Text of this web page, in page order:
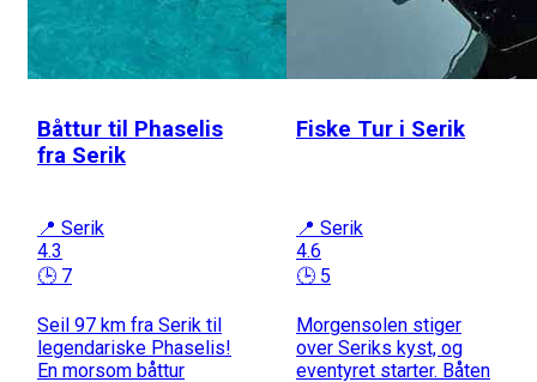
Båttur til Phaselis
fra Serik
📍 Serik
4.3
🕒 7
Seil 97 km fra Serik til
legendariske Phaselis!
En morsom båttur
Fiske Tur i Serik
📍 Serik
4.6
🕒 5
Morgensolen stiger
over Seriks kyst, og
eventyret starter. Båten